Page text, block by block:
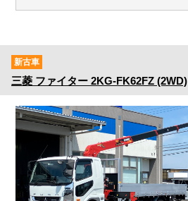
新古車
三菱 ファイター 2KG-FK62FZ (2WD)